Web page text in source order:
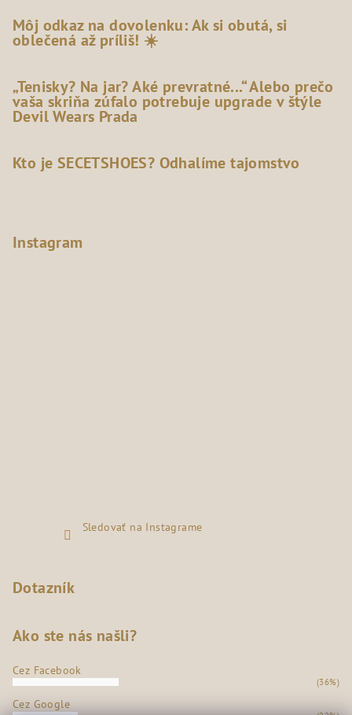
Môj odkaz na dovolenku: Ak si obutá, si
oblečená až príliš! ☀️
„Tenisky? Na jar? Aké prevratné...“ Alebo prečo
vaša skriňa zúfalo potrebuje upgrade v štýle
Devil Wears Prada
Kto je SECETSHOES? Odhalíme tajomstvo
Instagram
Sledovať na Instagrame
Dotazník
Ako ste nás našli?
Cez Facebook
(36%)
Cez Google